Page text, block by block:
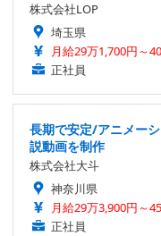
株式会社LOP
埼玉県
月給29万1,700円～
正社員
長期で安定/アニメー
説動画を制作
株式会社大斗
神奈川県
月給29万3,900円～
正社員